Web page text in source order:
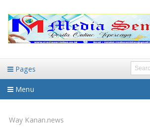
Pages
Menu
Way Kanan.news